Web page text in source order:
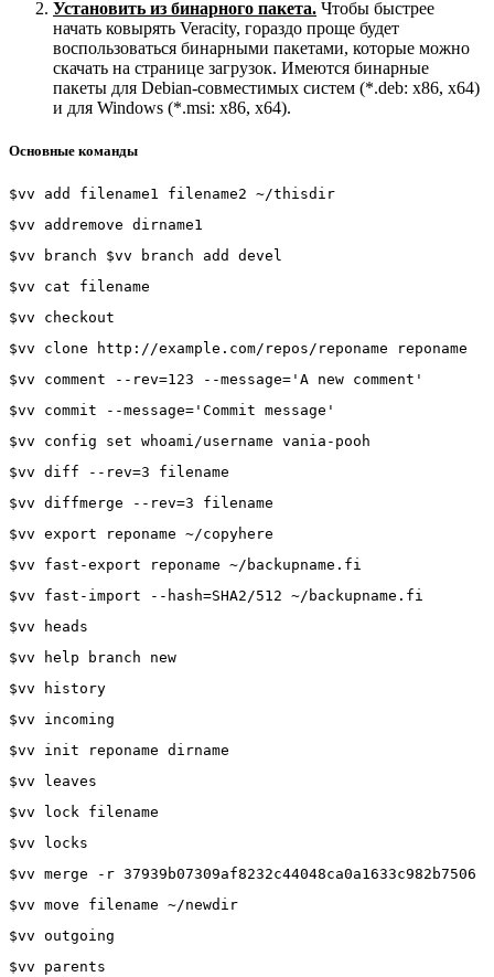
Установить из бинарного пакета. Чтобы быстрее
начать ковырять Veracity, гораздо проще будет
воспользоваться бинарными пакетами, которые можно
скачать на странице загрузок. Имеются бинарные
пакеты для Debian-совместимых систем (*.deb: x86, x64)
и для Windows (*.msi: x86, x64).
Основные команды
$vv add filename1 filename2 ~/thisdir
$vv addremove dirname1
$vv branch $vv branch add devel
$vv cat filename
$vv checkout
$vv clone http://example.com/repos/reponame reponame
$vv comment --rev=123 --message='A new comment'
$vv commit --message='Commit message'
$vv config set whoami/username vania-pooh
$vv diff --rev=3 filename
$vv diffmerge --rev=3 filename
$vv export reponame ~/copyhere
$vv fast-export reponame ~/backupname.fi
$vv fast-import --hash=SHA2/512 ~/backupname.fi
$vv heads
$vv help branch new
$vv history
$vv incoming
$vv init reponame dirname
$vv leaves
$vv lock filename
$vv locks
$vv merge -r 37939b07309af8232c44048ca0a1633c982b7506
$vv move filename ~/newdir
$vv outgoing
$vv parents